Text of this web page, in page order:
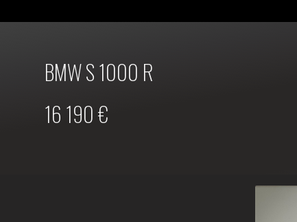
BMW S 1000 R
16 190 €